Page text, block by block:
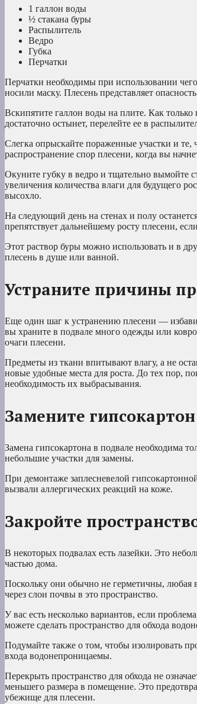
1 галлон воды
½ стакана буры
Распылитель
Ведро
Губка
Перчатки
Перчатки необходимы при использовании
носили маску. Плесень представляет
Вскипятите галлон воды на плите. Как только
достаточно остынет, перелейте ее в
Слегка опрыскайте пораженные участки и
распространение спор плесени, когда вы
Окуните губку в ведро и тщательно вымойте
увеличения количества влаги для будущего
высохло.
На следующий день на стенах и полу
препятствует дальнейшему росту плесени,
Этот раствор буры можно использовать и в
плесень в душе или ванной.
Устраните причины
Еще один шаг к устранению плесени —
вы храните в подвале много одежды или
очаги плесени.
Предметы из ткани впитывают влагу, а не
новые удобные места для роста. До тех пор,
необходимость их выбрасывания.
Замените гипсокартон
Замена гипсокартона в подвале необходима
небольшие участки для замены.
При демонтаже заплесневелой
вызвали аллергических реакций на коже.
Закройте
В некоторых подвалах есть лазейки. Это
частью дома.
Поскольку они обычно не герметичны, любая
через слои почвы в это пространство.
У вас есть несколько вариантов, если
можете сделать пространство для обхода
Подумайте также о том, чтобы изолировать
входа водонепроницаемы.
Перекрыть пространство для обхода не
меньшего размера в помещение. Это
убежище для плесени.